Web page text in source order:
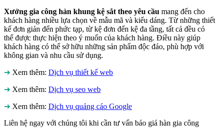
Xưởng gia công hàn khung kệ sắt theo yêu cầu mang đến cho
khách hàng nhiều lựa chọn về mẫu mã và kiểu dáng. Từ những thiết
kế đơn giản đến phức tạp, từ kệ đơn đến kệ đa tầng, tất cả đều có
thể được thực hiện theo ý muốn của khách hàng. Điều này giúp
khách hàng có thể sở hữu những sản phẩm độc đáo, phù hợp với
không gian và nhu cầu sử dụng.
➜ Xem thêm: Dịch vụ thiết kế web
➜ Xem thêm: Dịch vụ seo web
➜ Xem thêm: Dịch vụ quảng cáo Google
Liên hệ ngay với chúng tôi khi cần tư vấn báo giá hàn gia công